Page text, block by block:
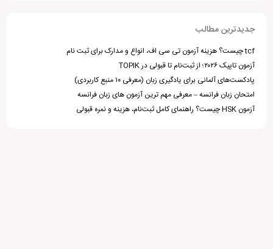
جدیدترین مطالب
tcf چیست؟ هزینه آزمون تی سی اف، انواع و مدارک برای ثبت نام
آزمون تاپیک ۲۰۲۶؛ از ثبت‌نام تا قبولی در TOPIK
پادکست‌های آلمانی برای یادگیری زبان (معرفی ۱۰ منبع کاربردی)
امتحان زبان فرانسه – معرفی مهم ترین آزمون های زبان فرانسه
آزمون HSK چیست؟ راهنمای کامل ثبت‌نام، هزینه و نمره قبولی